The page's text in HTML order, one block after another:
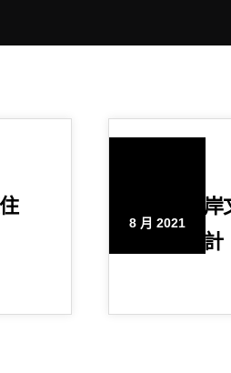
8 月 2021
八里河
空間設計